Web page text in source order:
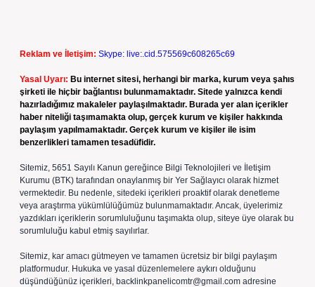
Reklam ve İletişim: Skype: live:.cid.575569c608265c69
Yasal Uyarı: Bu internet sitesi, herhangi bir marka, kurum veya şahıs
şirketi ile hiçbir bağlantısı bulunmamaktadır. Sitede yalnızca kendi
hazırladığımız makaleler paylaşılmaktadır. Burada yer alan içerikler
haber niteliği taşımamakta olup, gerçek kurum ve kişiler hakkında
paylaşım yapılmamaktadır. Gerçek kurum ve kişiler ile isim
benzerlikleri tamamen tesadüfidir.
Sitemiz, 5651 Sayılı Kanun gereğince Bilgi Teknolojileri ve İletişim
Kurumu (BTK) tarafından onaylanmış bir Yer Sağlayıcı olarak hizmet
vermektedir. Bu nedenle, sitedeki içerikleri proaktif olarak denetleme
veya araştırma yükümlülüğümüz bulunmamaktadır. Ancak, üyelerimiz
yazdıkları içeriklerin sorumluluğunu taşımakta olup, siteye üye olarak bu
sorumluluğu kabul etmiş sayılırlar.
Sitemiz, kar amacı gütmeyen ve tamamen ücretsiz bir bilgi paylaşım
platformudur. Hukuka ve yasal düzenlemelere aykırı olduğunu
düşündüğünüz içerikleri, backlinkpanelicomtr@gmail.com adresine